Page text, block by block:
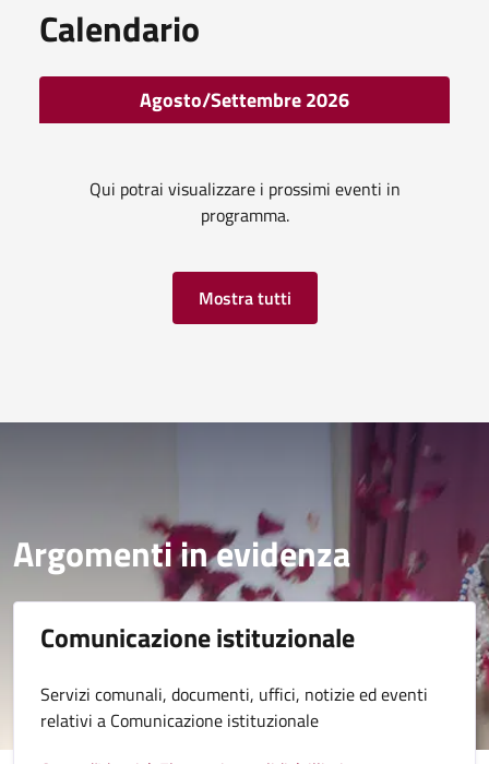
Calendario
Agosto/Settembre 2026
Qui potrai visualizzare i prossimi eventi in
programma.
Mostra tutti
Argomenti in evidenza
Comunicazione istituzionale
Servizi comunali, documenti, uffici, notizie ed eventi
relativi a Comunicazione istituzionale